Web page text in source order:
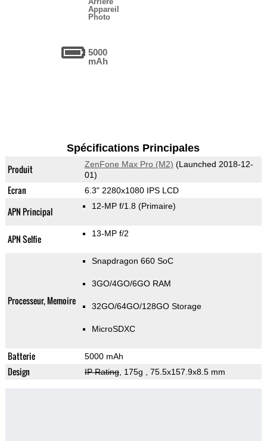
Appareil
Photo
5000
mAh
Spécifications Principales
Produit ZenFone Max Pro (M2) (Launched 2018-12-
01)
Ecran 6.3" 2280x1080 IPS LCD
APN Principal 12-MP f/1.8 (Primaire)
APN Selfie 13-MP f/2
Processeur, Memoire
Snapdragon 660 SoC
3GO/4GO/6GO RAM
32GO/64GO/128GO Storage
MicroSDXC
Batterie 5000 mAh
Design IP Rating, 175g , 75.5x157.9x8.5 mm